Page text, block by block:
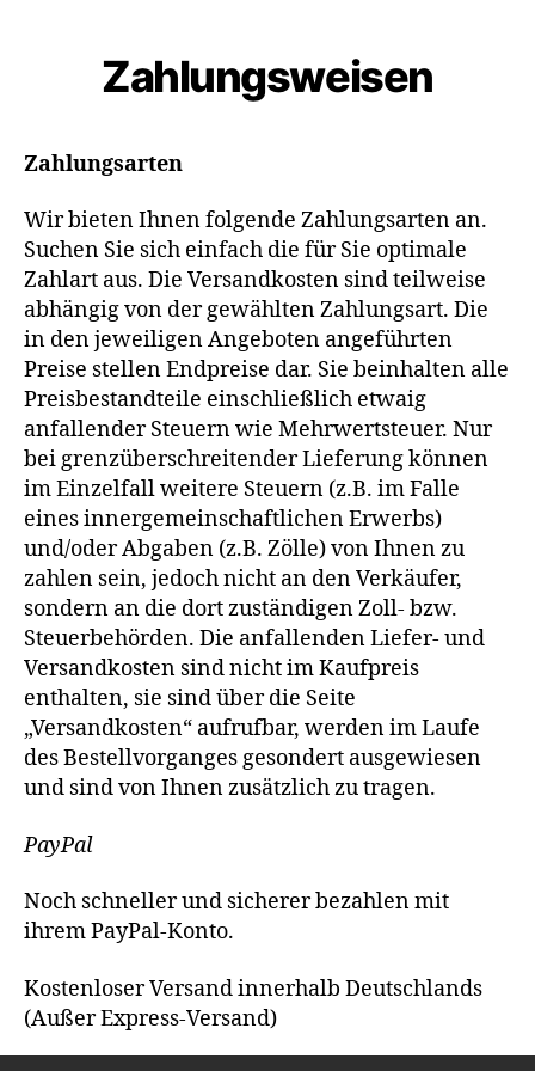
Zahlungsweisen
Zahlungsarten
Wir bieten Ihnen folgende Zahlungsarten an.
Suchen Sie sich einfach die für Sie optimale
Zahlart aus. Die Versandkosten sind teilweise
abhängig von der gewählten Zahlungsart. Die
in den jeweiligen Angeboten angeführten
Preise stellen Endpreise dar. Sie beinhalten alle
Preisbestandteile einschließlich etwaig
anfallender Steuern wie Mehrwertsteuer. Nur
bei grenzüberschreitender Lieferung können
im Einzelfall weitere Steuern (z.B. im Falle
eines innergemeinschaftlichen Erwerbs)
und/oder Abgaben (z.B. Zölle) von Ihnen zu
zahlen sein, jedoch nicht an den Verkäufer,
sondern an die dort zuständigen Zoll- bzw.
Steuerbehörden. Die anfallenden Liefer- und
Versandkosten sind nicht im Kaufpreis
enthalten, sie sind über die Seite
„Versandkosten“ aufrufbar, werden im Laufe
des Bestellvorganges gesondert ausgewiesen
und sind von Ihnen zusätzlich zu tragen.
PayPal
Noch schneller und sicherer bezahlen mit
ihrem PayPal-Konto.
Kostenloser Versand innerhalb Deutschlands
(Außer Express-Versand)